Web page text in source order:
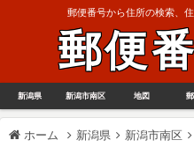
郵便番号から住所の検索、
郵便
新潟県 新潟市南区 地図
ホーム 新潟県 新潟市南区